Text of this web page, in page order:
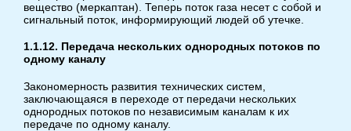
вещество (меркаптан). Теперь поток газа несет с собой и
сигнальный поток, информирующий людей об утечке.
1.1.12. Передача нескольких однородных потоков по
одному каналу
Закономерность развития технических систем,
заключающаяся в переходе от передачи нескольких
однородных потоков по независимым каналам к их
передаче по одному каналу.